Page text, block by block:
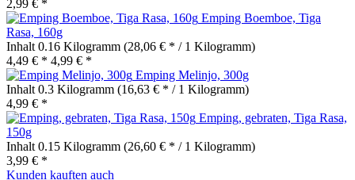
2,99 € *
Emping Boemboe, Tiga
Rasa, 160g
Inhalt 0.16 Kilogramm (28,06 € * / 1 Kilogramm)
4,49 € * 4,99 € *
Emping Melinjo, 300g
Inhalt 0.3 Kilogramm (16,63 € * / 1 Kilogramm)
4,99 € *
Emping, gebraten, Tiga Rasa,
150g
Inhalt 0.15 Kilogramm (26,60 € * / 1 Kilogramm)
3,99 € *
Kunden kauften auch